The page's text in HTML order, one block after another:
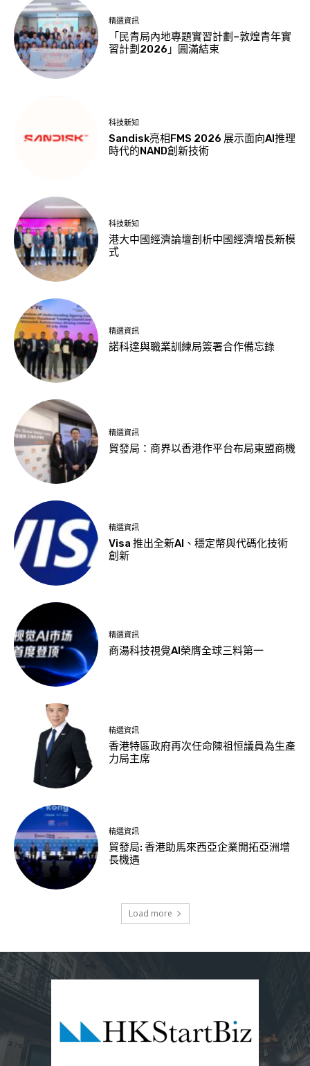
精選資訊
「民青局內地專題實習計劃–敦煌青年實
習計劃2026」圓滿結束
科技新知
Sandisk亮相FMS 2026 展示面向AI推理
時代的NAND創新技術
科技新知
港大中國經濟論壇剖析中國經濟增長新模
式
精選資訊
諾科達與職業訓練局簽署合作備忘錄
精選資訊
貿發局：商界以香港作平台布局東盟商機
精選資訊
Visa 推出全新AI、穩定幣與代碼化技術
創新
精選資訊
商湯科技視覺AI榮膺全球三料第一
精選資訊
香港特區政府再次任命陳祖恒議員為生產
力局主席
精選資訊
貿發局: 香港助馬來西亞企業開拓亞洲增
長機遇
Load more